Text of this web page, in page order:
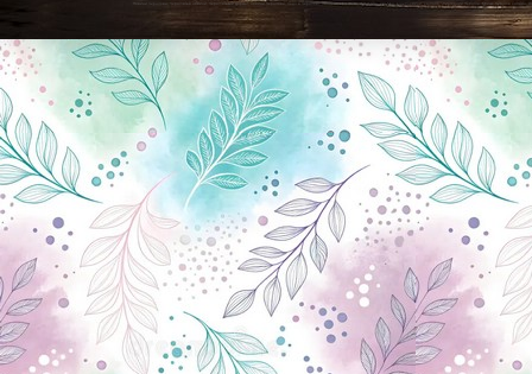
Новини Чернігова, Чернігівські новини, Чернігівський формат, новини Чернігова, події в Чернігові: політика, економіка, аналітика, культура, відеоновини, екологія, спортивний Чернігів, туризм, Чернігів